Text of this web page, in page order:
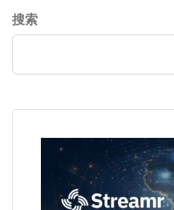
搜索